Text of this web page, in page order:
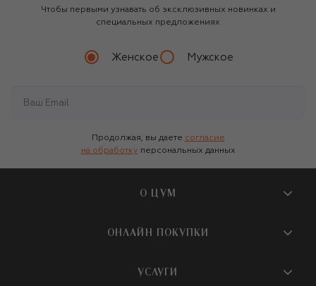
Чтобы первыми узнавать об эксклюзивных новинках и
специальных предложениях
Женское Мужское
Продолжая, вы даете согласие
на обработку персональных данных
О ЦУМ
О магазине
Бутики и ПВЗ ЦУМ
ОНЛАЙН ПОКУПКИ
УСЛУГИ